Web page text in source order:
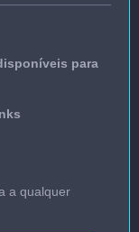
para
a qualquer